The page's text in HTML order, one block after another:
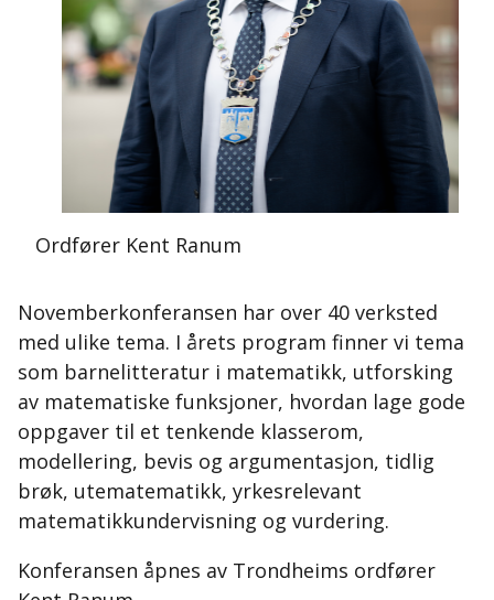
Ordfører Kent Ranum
Novemberkonferansen har over 40 verksted
med ulike tema. I årets program finner vi tema
som barnelitteratur i matematikk, utforsking
av matematiske funksjoner, hvordan lage gode
oppgaver til et tenkende klasserom,
modellering, bevis og argumentasjon, tidlig
brøk, utematematikk, yrkesrelevant
matematikkundervisning og vurdering.
Konferansen åpnes av Trondheims ordfører